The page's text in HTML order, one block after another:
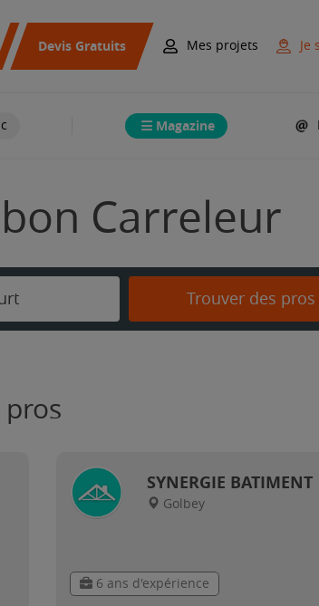
Devis Gratuits Mes projets Je
Magazine
Carreleur
Trouver des pros
pros
SYNERGIE BATIMENT
Golbey
6 ans d'expérience